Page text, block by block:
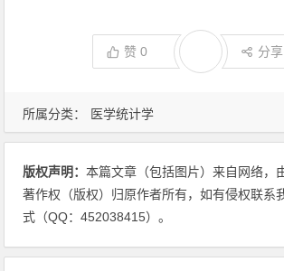
赞0 分享
所属分类： 医学统计学
版权声明：本篇文章（包括图片）来自网络，
著作权（版权）归原作者所有，如有侵权联系
式（QQ：452038415）。